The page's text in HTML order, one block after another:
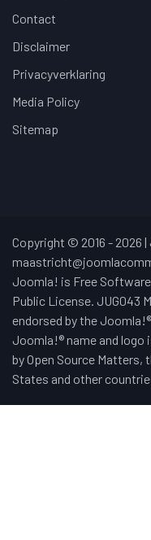
Contact
Disclaimer
Privacyverklaring
Media Policy
Sitemap
Copyright © 2016 - 2026
Joomla! is Free Software
Public License. JUG043
endorsed by the
Joomla!® name and logo
by Open Source Matters,
States and other